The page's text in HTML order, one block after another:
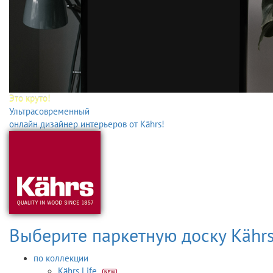
Это круто!
Ультрасовременный
онлайн дизайнер интерьеров от Kährs!
Выберите паркетную доску
по коллекции